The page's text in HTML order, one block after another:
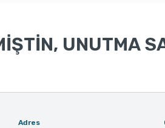
UNUTMA
Adres